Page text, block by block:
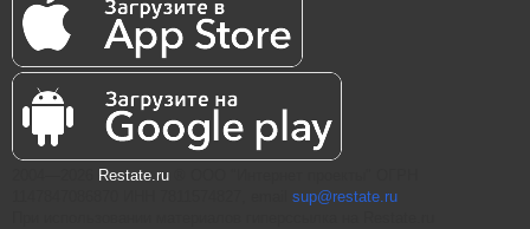
Restate.ru
sup@restate.ru